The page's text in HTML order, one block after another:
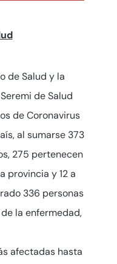
de Salud y la
de Salud
de Coronavirus
al sumarse 373
275 pertenecen
provincia y 12 a
336 personas
la enfermedad,
afectadas hasta